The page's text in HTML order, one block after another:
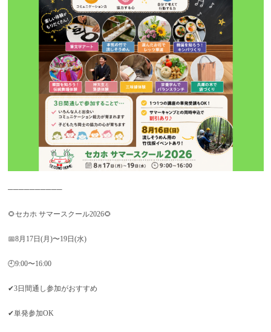
──────────
🌻セカホ サマースクール2026🌻
📅8月17日(月)〜19日(水)
🕘9:00〜16:00
✔3日間通し参加がおすすめ
✔単発参加OK